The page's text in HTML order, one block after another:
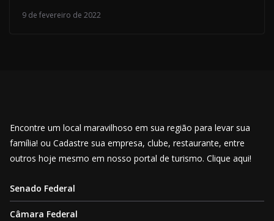
9 de fevereiro de 2022
Encontre um local maravilhoso em sua região para levar sua
família! ou Cadastre sua empresa, clube, restaurante, entre
outros hoje mesmo em nosso portal de turismo. Clique aqui!
Senado Federal
Câmara Federal